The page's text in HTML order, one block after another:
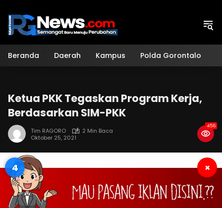
konten
Beranda Daerah Kampus Polda Gorontalo
Ketua PKK Tegaskan Program Kerja,
Berdasarkan SIM-PKK
Tim RAGORO
2 Min Baca
Oktober 25, 2021
456
3 ×